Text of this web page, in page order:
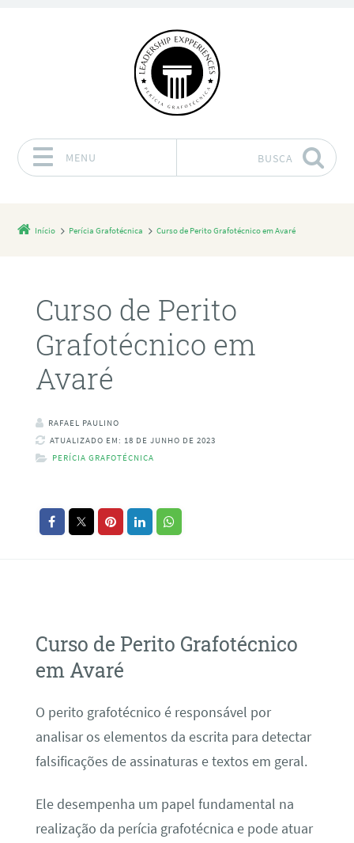
MENU BUSCA
Início Perícia Grafotécnica Curso de Perito Grafotécnico em Avaré
Curso de Perito
Grafotécnico em
Avaré
RAFAEL PAULINO
ATUALIZADO EM: 18 DE JUNHO DE 2023
PERÍCIA GRAFOTÉCNICA
Curso de Perito Grafotécnico
em Avaré
O perito grafotécnico é responsável por
analisar os elementos da escrita para detectar
falsificações de assinaturas e textos em geral.
Ele desempenha um papel fundamental na
realização da perícia grafotécnica e pode atuar